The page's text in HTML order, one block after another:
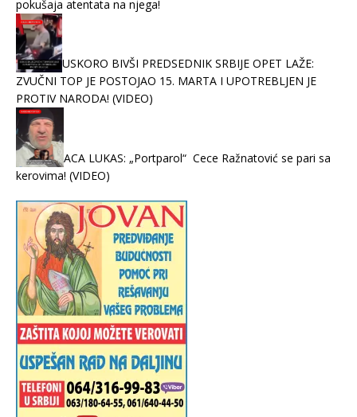
pokušaja atentata na njega!
USKORO BIVŠI PREDSEDNIK SRBIJE OPET LAŽE:
ZVUČNI TOP JE POSTOJAO 15. MARTA I UPOTREBLJEN JE
PROTIV NARODA! (VIDEO)
ACA LUKAS: „Portparol“ Cece Ražnatović se pari sa
kerovima! (VIDEO)